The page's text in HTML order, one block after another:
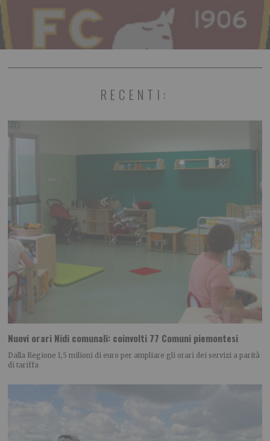
RECENTI:
Nuovi orari Nidi comunali: coinvolti 77 Comuni piemontesi
Dalla Regione 1,5 milioni di euro per ampliare gli orari dei servizi a parità
di tariffa